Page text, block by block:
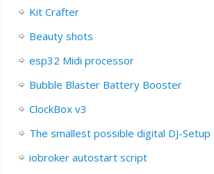
Kit Crafter
Beauty shots
esp32 Midi processor
Bubble Blaster Battery Booster
ClockBox v3
The smallest possible digital DJ-Setup
iobroker autostart script